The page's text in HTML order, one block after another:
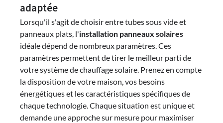
adaptée
Lorsqu'il s'agit de choisir entre tubes sous vide et
panneaux plats, l'installation panneaux solaires
idéale dépend de nombreux paramètres. Ces
paramètres permettent de tirer le meilleur parti de
votre système de chauffage solaire. Prenez en compte
la disposition de votre maison, vos besoins
énergétiques et les caractéristiques spécifiques de
chaque technologie. Chaque situation est unique et
demande une approche sur mesure pour maximiser